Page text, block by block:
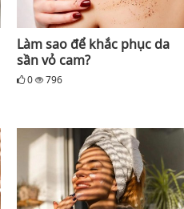
Làm sao để khắc phục da
sần vỏ cam?
0 796